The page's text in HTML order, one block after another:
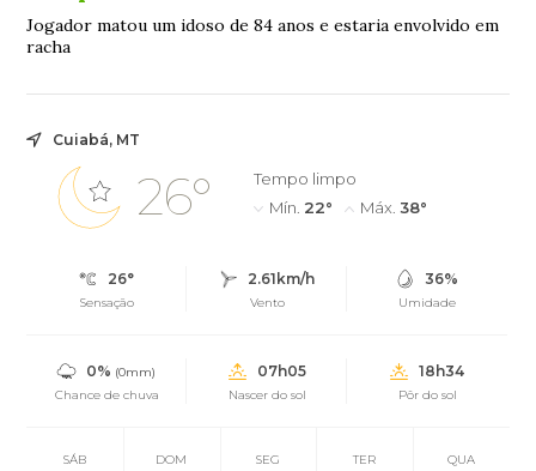
Jogador matou um idoso de 84 anos e estaria envolvido em
racha
Cuiabá, MT
26°
Tempo limpo
Mín. 22° Máx. 38°
26°
Sensação
2.61km/h
Vento
36%
Umidade
0% (0mm)
Chance de chuva
07h05
Nascer do sol
18h34
Pôr do sol
SÁB DOM SEG TER QUA